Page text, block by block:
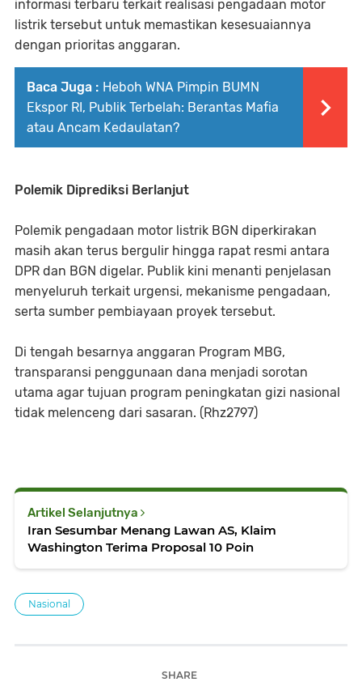
informasi terbaru terkait realisasi pengadaan motor
listrik tersebut untuk memastikan kesesuaiannya
dengan prioritas anggaran.
Baca Juga : Heboh WNA Pimpin BUMN
Ekspor RI, Publik Terbelah: Berantas Mafia
atau Ancam Kedaulatan?
Polemik Diprediksi Berlanjut
Polemik pengadaan motor listrik BGN diperkirakan
masih akan terus bergulir hingga rapat resmi antara
DPR dan BGN digelar. Publik kini menanti penjelasan
menyeluruh terkait urgensi, mekanisme pengadaan,
serta sumber pembiayaan proyek tersebut.
Di tengah besarnya anggaran Program MBG,
transparansi penggunaan dana menjadi sorotan
utama agar tujuan program peningkatan gizi nasional
tidak melenceng dari sasaran. (Rhz2797)
Artikel Selanjutnya
Iran Sesumbar Menang Lawan AS, Klaim
Washington Terima Proposal 10 Poin
Nasional
SHARE